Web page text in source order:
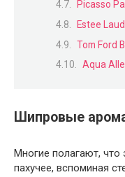
Picasso
Estee
Tom Ford
Aqua
Шипровые
Многие полагают, что
пахучее, вспоминая